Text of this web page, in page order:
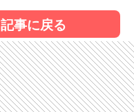
記事に戻る